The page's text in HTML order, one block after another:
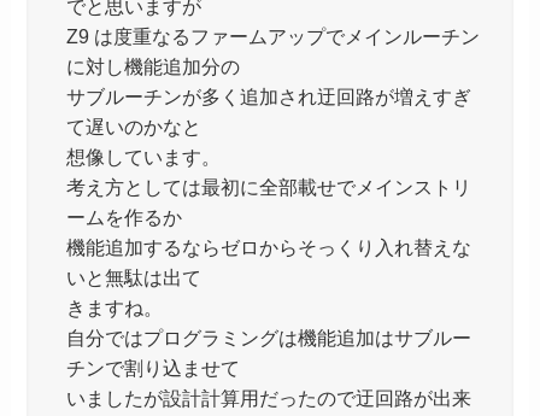
でと思いますが
Z9 は度重なるファームアップでメインルーチン
に対し機能追加分の
サブルーチンが多く追加され迂回路が増えすぎ
て遅いのかなと
想像しています。
考え方としては最初に全部載せでメインストリ
ームを作るか
機能追加するならゼロからそっくり入れ替えな
いと無駄は出て
きますね。
自分ではプログラミングは機能追加はサブルー
チンで割り込ませて
いましたが設計計算用だったので迂回路が出来